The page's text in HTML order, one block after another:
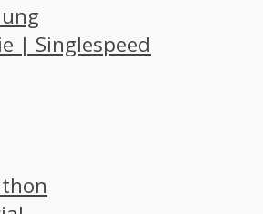
| Singlespeed